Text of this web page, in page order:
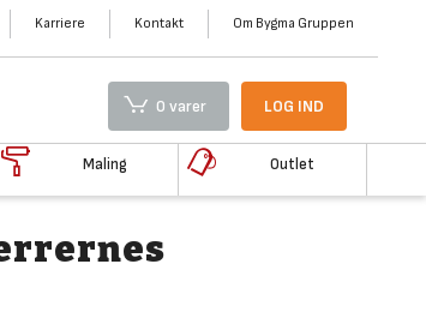
Karriere Kontakt Om Bygma Gruppen
0 varer LOG IND
Maling Outlet